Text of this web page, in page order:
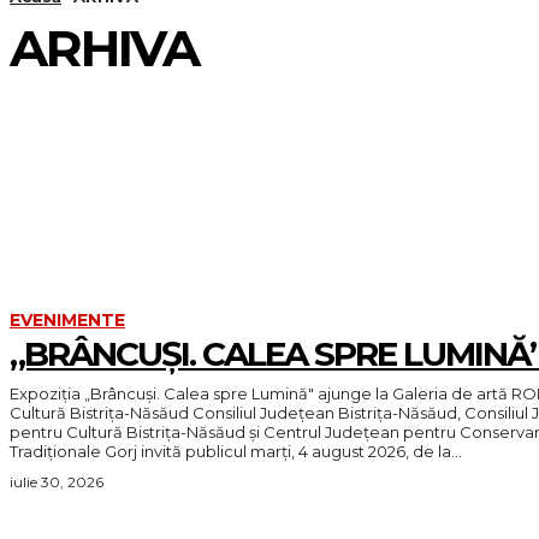
ARHIVA
EVENIMENTE
„BRÂNCUȘI. CALEA SPRE
Expoziția „Brâncuși. Calea spre Lumină" ajunge la Galeria de artă
Cultură Bistrița-Năsăud Consiliul Județean Bistrița-Năsăud, Consiliul Județean Gorj, Centrul Județean
pentru Cultură Bistrița-Năsăud și Centrul Județean pentru
Tradiționale Gorj invită publicul marți, 4 august 2026, de la...
iulie 30, 2026